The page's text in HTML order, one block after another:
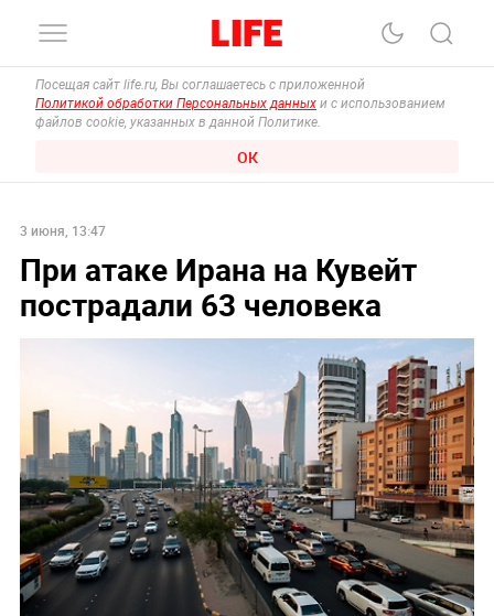
Посещая сайт life.ru, Вы соглашаетесь с приложенной
Политикой обработки Персональных данных и с использованием
файлов cookie, указанных в данной Политике.
ОК
3 июня, 13:47
При атаке Ирана на Кувейт
пострадали 63 человека